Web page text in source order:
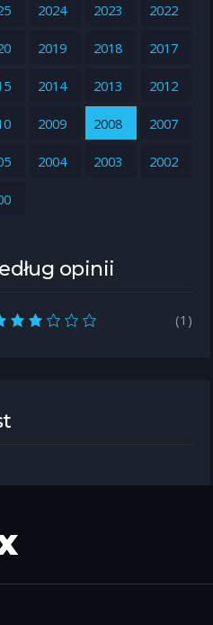
2024 2023 2022
2019 2018 2017
2014 2013 2012
2009 2008 2007
2004 2003 2002
opinii
(1)